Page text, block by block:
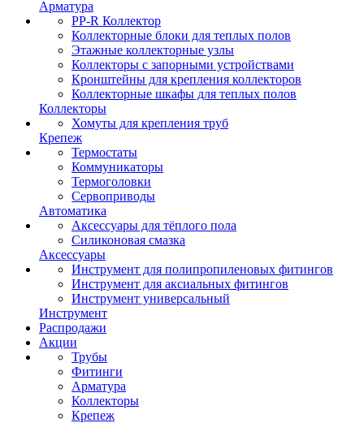
Арматура
PP-R Коллектор
Коллекторные блоки для теплых полов
Этажные коллекторные узлы
Коллекторы с запорными устройствами
Кронштейны для крепления коллекторов
Коллекторные шкафы для теплых полов
Коллекторы
Хомуты для крепления труб
Крепеж
Термостаты
Коммуникаторы
Термоголовки
Сервоприводы
Автоматика
Аксессуары для тёплого пола
Силиконовая смазка
Аксессуары
Инструмент для полипропиленовых фитингов
Инструмент для аксиальных фитингов
Инструмент универсальный
Инструмент
Распродажи
Акции
Трубы
Фитинги
Арматура
Коллекторы
Крепеж